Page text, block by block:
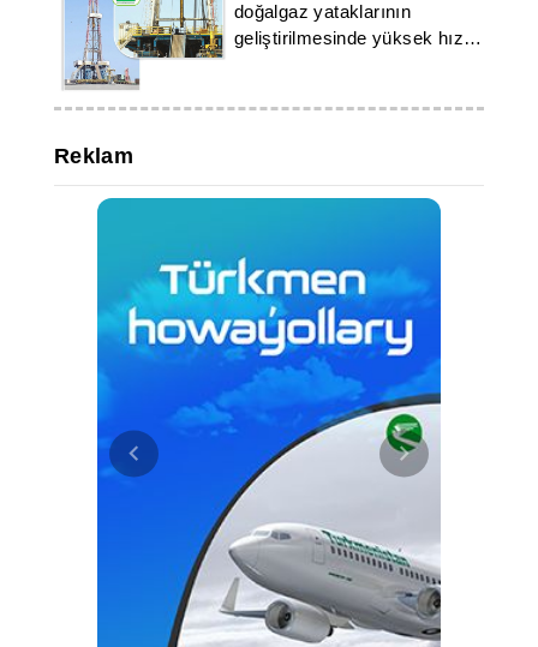
doğalgaz yataklarının
geliştirilmesinde yüksek hızını
Reklam